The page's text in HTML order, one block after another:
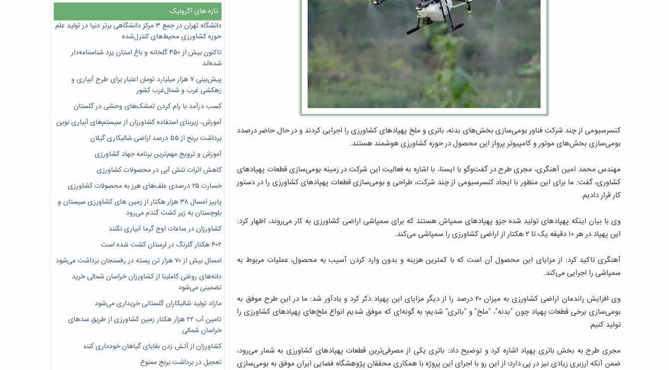
کنسرسیومی از چند شرکت فناور بومی‌سازی بخش‌های بدنه، باتری و ملخ پهپادهای کشاورزی را اجرایی کردند و در حال حاضر درصدد
بومی‌سازی بخش‌های موتور و کامپیوتر پرواز این محصول در حوزه کشاورزی هوشمند هستند.
مهندس محمد امین آهنگری، مجری طرح در گفت‌وگو با ایسنا، با اشاره به فعالیت این شرکت در زمینه بومی‌سازی قطعات پهپادهای
کشاوری، گفت: ما برای این منظور با ایجاد کنسرسیومی از چند شرکت، طراحی و بومی‌سازی قطعات پهپادهای کشاورزی را در دستور
کار قرار دادیم.
وی با بیان اینکه پهپادهای تولید شده جزو پهپادهای سمپاش هستند که برای سمپاشی اراضی کشاورزی به کار می‌روند، اظهار کرد:
این پهپاد در هر ۱۰ دقیقه یک تا ۲ هکتار از اراضی کشاورزی را سمپاشی می‌کند.
آهنگری تاکید کرد: از مزایای این محصول آن است که با کمترین هزینه و بدون وارد کردن آسیب به محصول، عملیات مربوط به
سمپاشی را اجرایی می‌کند.
وی افزایش راندمان اراضی کشاورزی به میزان ۲۰ درصد را از دیگر مزایای این پهپاد ذکر کرد و یادآور شد: ما در این طرح موفق به
بومی‌سازی برخی قطعات پهپاد چون "بدنه"، "ملخ" و "باتری" شدیم؛ به گونه‌ای که موفق شدیم انواع ملخ‌های پهپادهای کشاورزی را
تولید کنیم.
مجری طرح به بخش باتری پهپاد اشاره کرد و توضیح داد: باتری یکی از مصرفی‌ترین قطعات پهپادهای کشاورزی به شمار می‌رود،
ضمن آنکه ارزبری زیادی نیز در پی دارد؛ از این رو با اجرای این پروژه با همکاری محققان پژوهشگاه فضایی ایران موفق به بومی‌سازی
تازه های اگرونیک
دانشگاه تهران در جمع ۳ مرکز دانشگاهی برتر دنیا در تولید علم
حوزه کشاورزی محیط‌های کنترل‌شده
تاکنون بیش از ۴۵۰ گلخانه و باغ استان یزد شناسنامه‌دار
شده‌اند
پیش‌بینی ۷‌ هزار میلیارد تومان اعتبار برای طرح آبیاری و
زهکشی غرب و شمال‌غرب کشور
کسب درآمد با رام کردن تمشک‌های وحشی در گلستان
آموزش، زیربنای استفاده کشاورزان از سیستم‌های آبیاری نوین
برداشت برنج از ۵۵ درصد اراضی شالیکاری گیلان
آموزش و ترویج مهم‌ترین برنامه جهاد کشاورزی
کاهش اثرات تنش آبی در محصولات کشاورزی
خسارت ۲۵ درصدی علف‌های هرز به محصولات کشاورزی
پاییز امسال ۳۸ هزار هکتار از زمین های کشاورزی سیستان و
بلوچستان به زیر کشت گندم می‌رود
کشاورزان در ساعات اوج گرما آبیاری نکنند
۴۰۲ هکتار گلرنگ در لرستان کشت شده است
امسال بیش از ۷۰ هزار تن پسته در رفسنجان برداشت می‌شود
دانه‌های روغنی کاملینا از کشاورزان خراسان شمالی خرید
تضمینی می‌شود
مازاد تولید شالیکاران گلستانی خریداری می‌شود
تامین آب ۲۲ هزار هکتار زمین کشاورزی از طریق سدهای
خراسان شمالی
کشاورزان از آتش زدن بقایای گیاهان خودداری کنند
تعجیل در برداشت برنج ممنوع